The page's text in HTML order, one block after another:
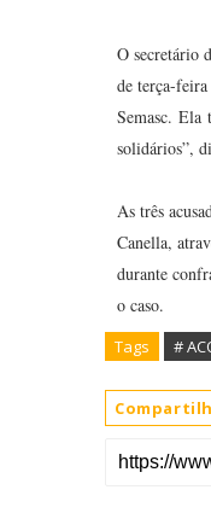
O secretário
de terça-
Semasc. Ela
solidários”,
As três
Canella,
durante
o caso.
Tags #